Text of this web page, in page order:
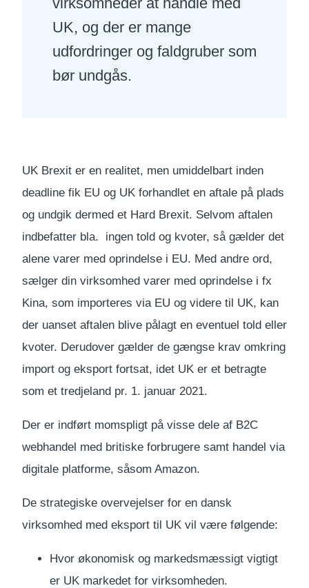
UK, og der er mange
udfordringer og faldgruber som
bør undgås.
UK Brexit er en realitet, men umiddelbart inden
deadline fik EU og UK forhandlet en aftale på plads
og undgik dermed et Hard Brexit. Selvom aftalen
indbefatter bla. ingen told og kvoter, så gælder det
alene varer med oprindelse i EU. Med andre ord,
sælger din virksomhed varer med oprindelse i fx
Kina, som importeres via EU og videre til UK, kan
der uanset aftalen blive pålagt en eventuel told eller
kvoter. Derudover gælder de gængse krav omkring
import og eksport fortsat, idet UK er et betragte
som et tredjeland pr. 1. januar 2021.
Der er indført momspligt på visse dele af B2C
webhandel med britiske forbrugere samt handel via
digitale platforme, såsom Amazon.
De strategiske overvejelser for en dansk
virksomhed med eksport til UK vil være følgende:
Hvor økonomisk og markedsmæssigt vigtigt
er UK markedet for virksomheden.